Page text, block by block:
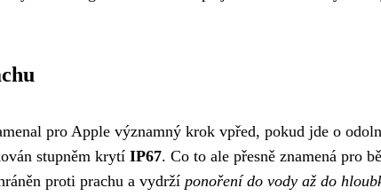
pro Apple významný krok vpřed, pokud jde o
stupněm krytí IP67. Co to ale přesně znamená pro
proti prachu a vydrží ponoření do vody až do